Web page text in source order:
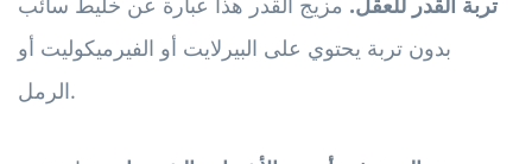
بدون تربة يحتوي على البيرلايت أو الفيرميكوليت أو
الرمل.